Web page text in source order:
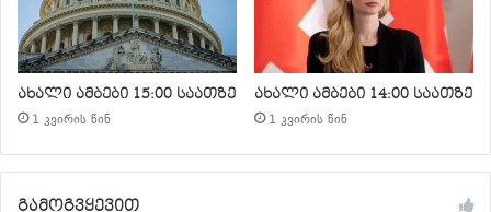
ახალი ამბები 15:00 საათზე
1 კვირის წინ
ახალი ამბები 14:00 საათზე
1 კვირის წინ
გამოგვყევით